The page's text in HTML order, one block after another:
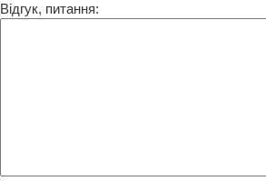
Відгук, питання: